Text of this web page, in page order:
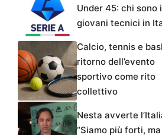
Under 45: chi sono
giovani tecnici in
Calcio, tennis e
ritorno dell’evento
sportivo come rito
collettivo
Nesta avverte
“Siamo più forti,